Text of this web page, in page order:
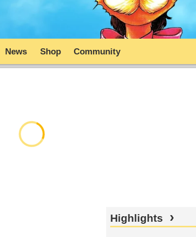
News Shop Community
Highlights